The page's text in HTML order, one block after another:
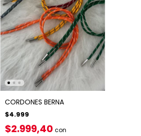
CORDONES BERNA
$4.999
$2.999,40 con